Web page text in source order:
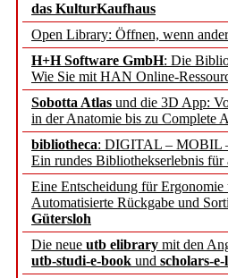
das KulturKaufhaus
Open Library: Öffnen, wenn
H+H Software GmbH: Die
Wie Sie mit HAN Online-
Sobotta Atlas und die 3D App:
in der Anatomie bis zu Complete
bibliotheca: DIGITAL – MOBIL
Ein rundes Bibliothekserlebnis für
Eine Entscheidung für Ergonomie
Automatisierte Rückgabe und
Gütersloh
Die neue utb elibrary mit den
utb-studi-e-book und scholars-
Mohr
und die
Francke
EBSCO
Sorbisches
Geschichte